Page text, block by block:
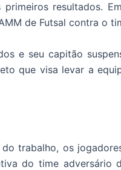
resultados.
de Futsal contra o
e seu capitão
que visa levar a
trabalho, os
do time